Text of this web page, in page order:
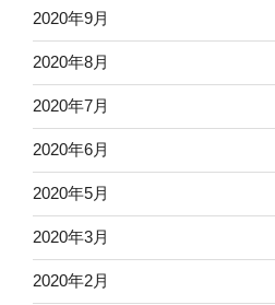
2020年9月
2020年8月
2020年7月
2020年6月
2020年5月
2020年3月
2020年2月